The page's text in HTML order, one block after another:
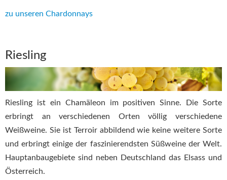
zu unseren Chardonnays
Riesling
Riesling ist ein Chamäleon im positiven Sinne. Die Sorte
erbringt an verschiedenen Orten völlig verschiedene
Weißweine. Sie ist Terroir abbildend wie keine weitere Sorte
und erbringt einige der faszinierendsten Süßweine der Welt.
Hauptanbaugebiete sind neben Deutschland das Elsass und
Österreich.